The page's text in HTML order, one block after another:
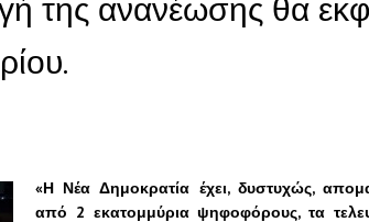
«Η Νέα Δημοκρατία έχει, δυστυχώς,
από 2 εκατομμύρια ψηφοφόρους, τα